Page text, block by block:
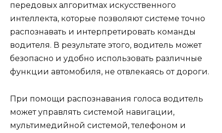
передовых алгоритмах искусственного
интеллекта, которые позволяют системе точно
распознавать и интерпретировать команды
водителя. В результате этого, водитель может
безопасно и удобно использовать различные
функции автомобиля, не отвлекаясь от дороги.
При помощи распознавания голоса водитель
может управлять системой навигации,
мультимедийной системой, телефоном и